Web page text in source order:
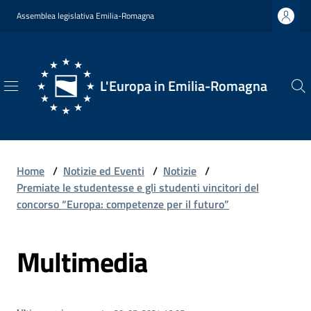
Vai al contenuto
Vai alla navigazione
Vai al footer
Assemblea legislativa Emilia-Romagna
L'Europa in Emilia-Romagna
L'Europa
Romagna
Siamo
Home / Notizie ed Eventi / Notizie /
Premiate le studentesse e gli studenti vincitori del
concorso “Europa: competenze per il futuro”
Multimedia